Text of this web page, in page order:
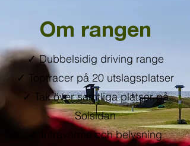
Om rangen
✓Dubbelsidig driving range
✓ Toptracer på 20 utslagsplatser
✓ Tak över samtliga platser på
Solsidan
✓ Infravärme och belysning